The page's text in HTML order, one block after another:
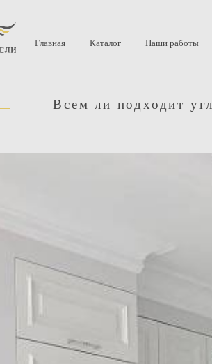
Главная Каталог Наши работы
Всем ли подходит